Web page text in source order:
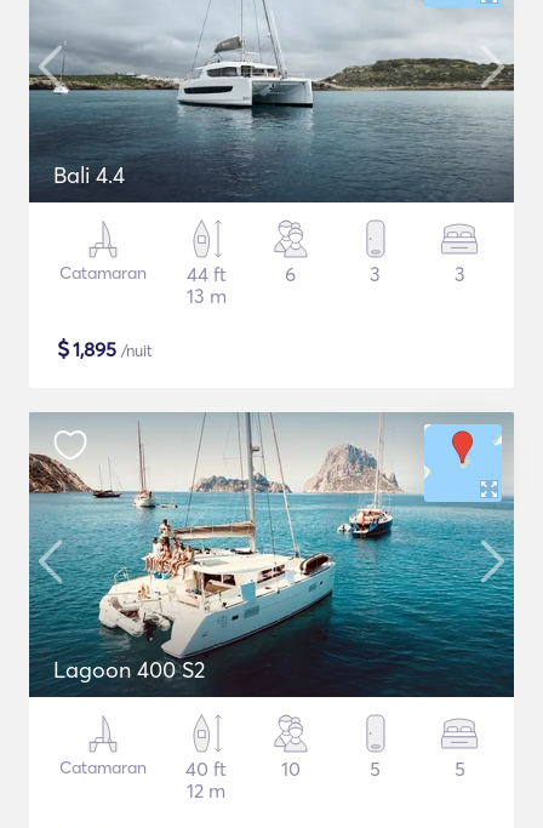
Bali 4.4
Catamaran
44 ft
13 m
6 3 3
$1,895 /nuit
Lagoon 400 S2
Catamaran
40 ft
12 m
10 5 5